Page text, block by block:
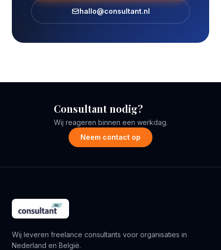
hallo@consultant.nl
Consultant nodig?
Wij reageren binnen een werkdag.
Neem contact op
Wij leveren freelance consultants voor organisaties in
Nederland en België.